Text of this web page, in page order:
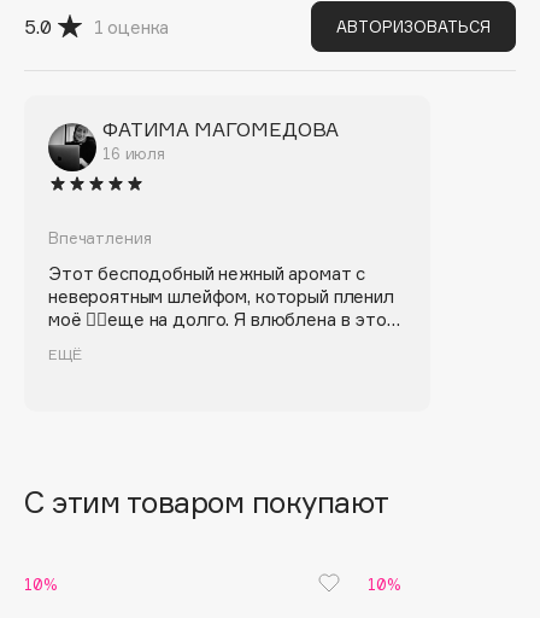
B
Baffy
Balmain Hair Couture
Batiste
Beauty Bomb
Bebble
5.0 1 оценка АВТОРИЗОВАТЬСЯ
ФАТИМА МАГОМЕДОВА
16 июля
Впечатления
Этот бесподобный нежный аромат с
невероятным шлейфом, который пленил
моё ❤️‍🔥еще на долго. Я влюблена в этот
аромат. И буду покупать еще не раз. ❤️‍🔥
❤️‍🔥❤️‍🔥
ЕЩЁ
С этим товаром покупают
10% 10%